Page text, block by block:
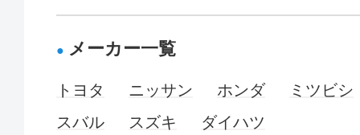
メーカー一覧
トヨタ ニッサン ホンダ
ミツビシ
スバル
スズキ ダイハツ